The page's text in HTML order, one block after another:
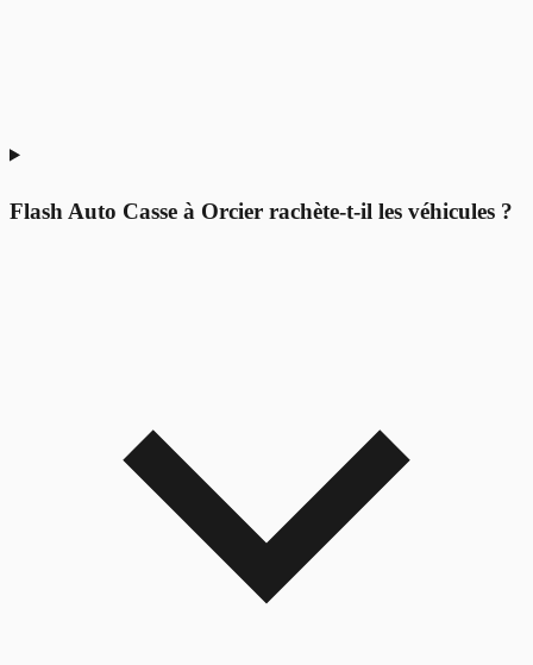
Flash Auto Casse à Orcier rachète-t-il les véhicules ?